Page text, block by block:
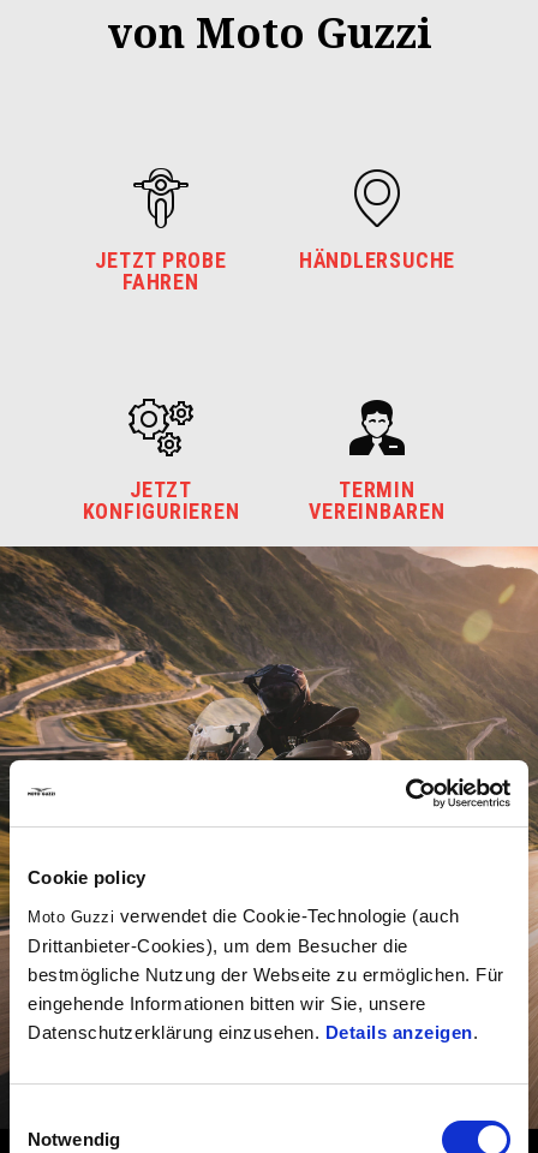
Cookie policy
Moto Guzzi verwendet die Cookie-Technologie (auch
Drittanbieter-Cookies), um dem Besucher die
bestmögliche Nutzung der Webseite zu ermöglichen. Für
eingehende Informationen bitten wir Sie, unsere
Datenschutzerklärung einzusehen. Details anzeigen.
Notwendig
von Moto Guzzi
JETZT PROBE
FAHREN
HÄNDLERSUCHE
JETZT
KONFIGURIEREN
TERMIN
VEREINBAREN